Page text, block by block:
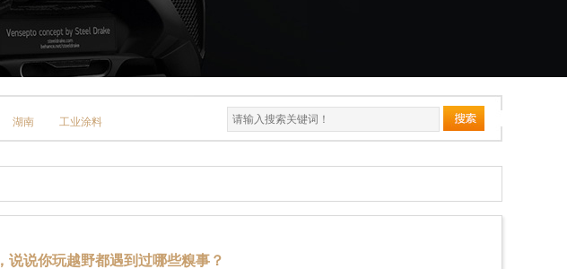
湖南 工业涂料
说说你玩越野都遇到过哪些糗事？